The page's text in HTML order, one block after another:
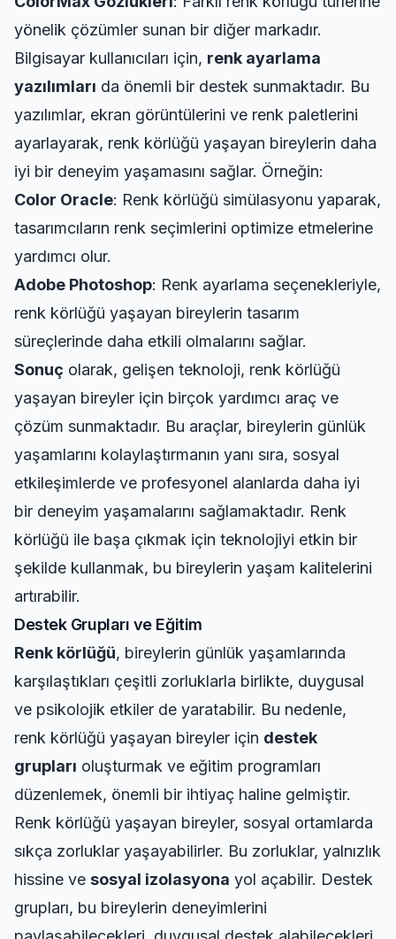
yönelik çözümler sunan bir diğer markadır.
Bilgisayar kullanıcıları için, renk ayarlama
yazılımları da önemli bir destek sunmaktadır. Bu
yazılımlar, ekran görüntülerini ve renk paletlerini
ayarlayarak, renk körlüğü yaşayan bireylerin daha
iyi bir deneyim yaşamasını sağlar. Örneğin:
Color Oracle: Renk körlüğü simülasyonu yaparak,
tasarımcıların renk seçimlerini optimize etmelerine
yardımcı olur.
Adobe Photoshop: Renk ayarlama seçenekleriyle,
renk körlüğü yaşayan bireylerin tasarım
süreçlerinde daha etkili olmalarını sağlar.
Sonuç olarak, gelişen teknoloji, renk körlüğü
yaşayan bireyler için birçok yardımcı araç ve
çözüm sunmaktadır. Bu araçlar, bireylerin günlük
yaşamlarını kolaylaştırmanın yanı sıra, sosyal
etkileşimlerde ve profesyonel alanlarda daha iyi
bir deneyim yaşamalarını sağlamaktadır. Renk
körlüğü ile başa çıkmak için teknolojiyi etkin bir
şekilde kullanmak, bu bireylerin yaşam kalitelerini
artırabilir.
Destek Grupları ve Eğitim
Renk körlüğü, bireylerin günlük yaşamlarında
karşılaştıkları çeşitli zorluklarla birlikte, duygusal
ve psikolojik etkiler de yaratabilir. Bu nedenle,
renk körlüğü yaşayan bireyler için destek
grupları oluşturmak ve eğitim programları
düzenlemek, önemli bir ihtiyaç haline gelmiştir.
Renk körlüğü yaşayan bireyler, sosyal ortamlarda
sıkça zorluklar yaşayabilirler. Bu zorluklar, yalnızlık
hissine ve sosyal izolasyona yol açabilir. Destek
grupları, bu bireylerin deneyimlerini